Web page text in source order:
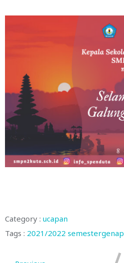
Category : ucapan
Tags : 2021/2022 semestergenap